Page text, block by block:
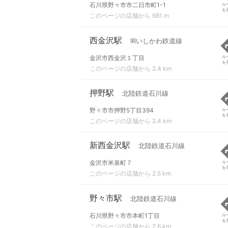
石川県野々市市二日市町1-1
このページの店舗から 681 m
ル
を
西金沢駅 IRいしかわ鉄道線
金沢市西金沢１丁目
このページの店舗から 2.4 km
ル
を
押野駅 北陸鉄道石川線
野々市市押野5丁目394
このページの店舗から 2.4 km
ル
を
新西金沢駅 北陸鉄道石川線
金沢市米泉町７
このページの店舗から 2.5 km
ル
を
野々市駅 北陸鉄道石川線
石川県野々市市本町1丁目
このページの店舗から 2.6 km
ル
を